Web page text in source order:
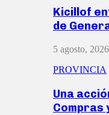
Kicillof
de
5 agosto, 2026
PROVINCIA
Una
Compras